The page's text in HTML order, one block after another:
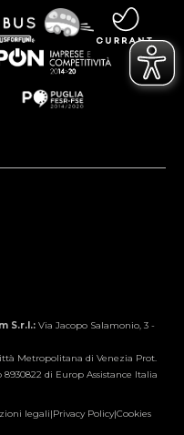
S.r.l.: Via Jacopo Salamonio, 3 -
Metropolitana di Venezia Prot.
8930822 di Europ Assistance Italia
legali|Privacy Policy|Cookies